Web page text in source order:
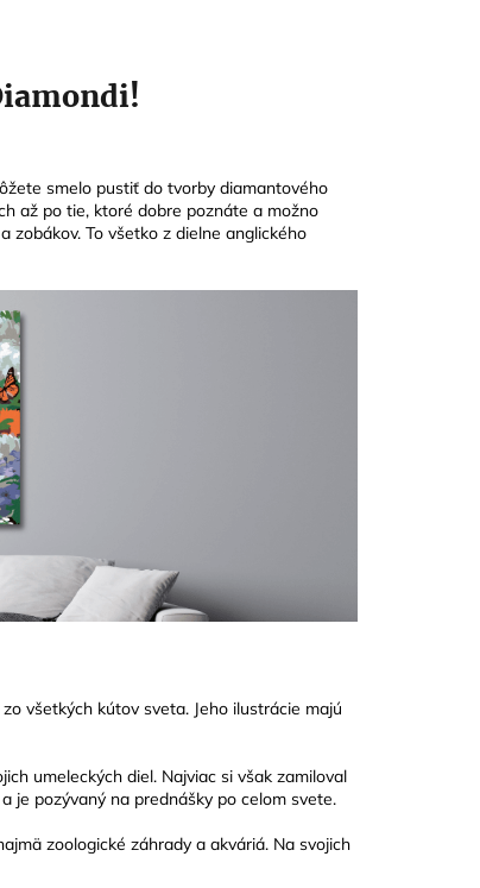
smelo pustiť do tvorby diamantového
až po tie, ktoré dobre poznáte a možno
zobákov. To všetko z dielne anglického
všetkých kútov sveta. Jeho ilustrácie majú
umeleckých diel. Najviac si však zamiloval
je pozývaný na prednášky po celom svete.
zoologické záhrady a akváriá. Na svojich